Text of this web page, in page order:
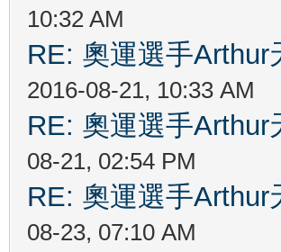
10:32 AM
RE: 奧運選手
2016-08-21, 10:33 AM
RE: 奧運選手
08-21, 02:54 PM
RE: 奧運選手
08-23, 07:10 AM